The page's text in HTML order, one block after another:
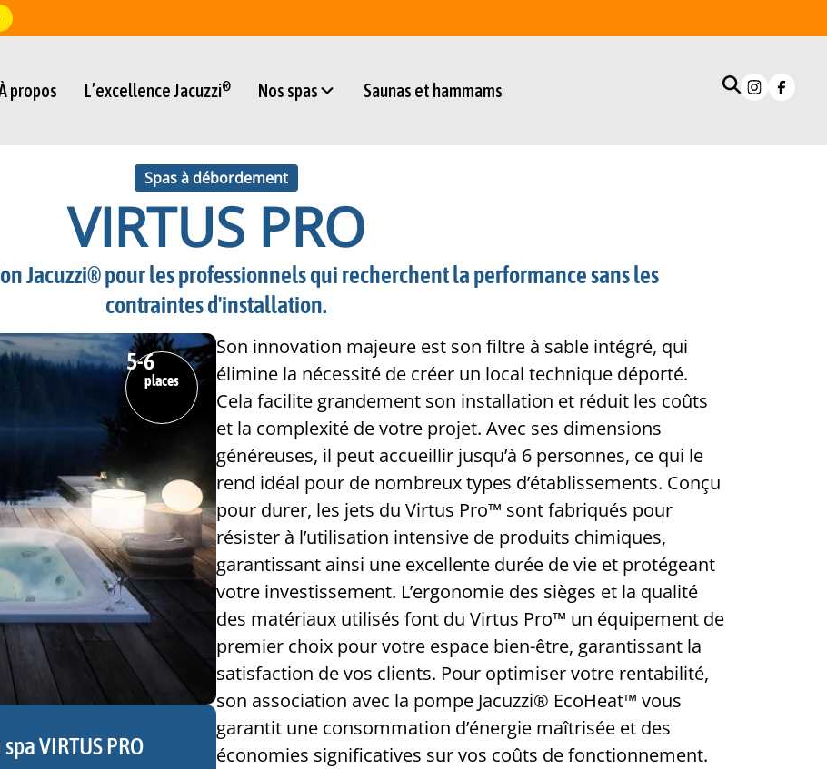
propos L’excellence Jacuzzi® Nos spas Saunas et hammams
Spas à débordement
VIRTUS PRO
Jacuzzi® pour les professionnels qui recherchent la performance sans les
contraintes d'installation.
5-6
places
VIRTUS PRO
Son innovation majeure est son filtre à sable intégré, qui
élimine la nécessité de créer un local technique déporté.
Cela facilite grandement son installation et réduit les coûts
et la complexité de votre projet. Avec ses dimensions
généreuses, il peut accueillir jusqu’à 6 personnes, ce qui le
rend idéal pour de nombreux types d’établissements. Conçu
pour durer, les jets du Virtus Pro™ sont fabriqués pour
résister à l’utilisation intensive de produits chimiques,
garantissant ainsi une excellente durée de vie et protégeant
votre investissement. L’ergonomie des sièges et la qualité
des matériaux utilisés font du Virtus Pro™ un équipement de
premier choix pour votre espace bien-être, garantissant la
satisfaction de vos clients. Pour optimiser votre rentabilité,
son association avec la pompe Jacuzzi® EcoHeat™ vous
garantit une consommation d’énergie maîtrisée et des
économies significatives sur vos coûts de fonctionnement.